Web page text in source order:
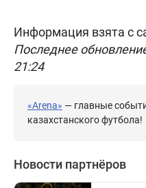
Информация взята с
Последнее
21:24
«Arena» — главные
казахстанского футбола!